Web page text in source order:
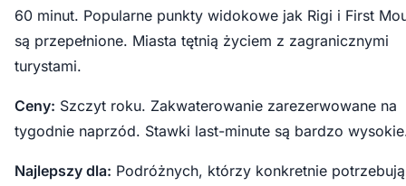
60 minut. Popularne punkty widokowe jak Rigi i First
są przepełnione. Miasta tętnią życiem z zagranicznymi
turystami.
Ceny: Szczyt roku. Zakwaterowanie zarezerwowane na
tygodnie naprzód. Stawki last-minute są bardzo
Najlepszy dla: Podróżnych, którzy konkretnie